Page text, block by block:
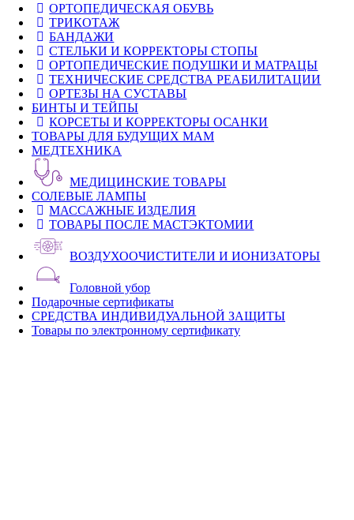
ОРТОПЕДИЧЕСКАЯ ОБУВЬ
ТРИКОТАЖ
БАНДАЖИ
СТЕЛЬКИ И КОРРЕКТОРЫ СТОПЫ
ОРТОПЕДИЧЕСКИЕ ПОДУШКИ И МАТРАЦЫ
ТЕХНИЧЕСКИЕ СРЕДСТВА РЕАБИЛИТАЦИИ
ОРТЕЗЫ НА СУСТАВЫ
БИНТЫ И ТЕЙПЫ
КОРСЕТЫ И КОРРЕКТОРЫ ОСАНКИ
ТОВАРЫ ДЛЯ БУДУЩИХ МАМ
МЕДТЕХНИКА
МЕДИЦИНСКИЕ ТОВАРЫ
СОЛЕВЫЕ ЛАМПЫ
МАССАЖНЫЕ ИЗДЕЛИЯ
ТОВАРЫ ПОСЛЕ МАСТЭКТОМИИ
ВОЗДУХООЧИСТИТЕЛИ И ИОНИЗАТОРЫ
Головной убор
Подарочные сертификаты
СРЕДСТВА ИНДИВИДУАЛЬНОЙ ЗАЩИТЫ
Товары по электронному сертификату